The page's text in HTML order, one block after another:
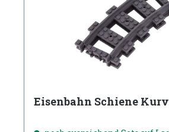
Eisenbahn Schiene